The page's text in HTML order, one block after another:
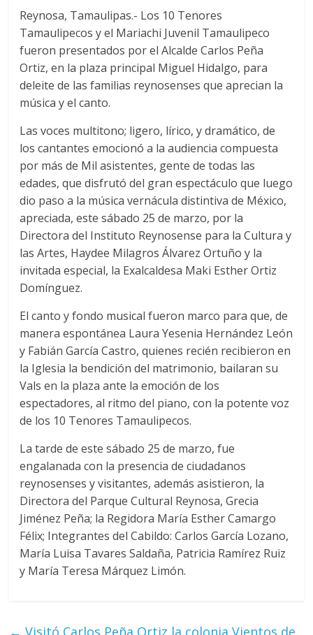
Reynosa, Tamaulipas.- Los 10 Tenores
Tamaulipecos y el Mariachi Juvenil Tamaulipeco
fueron presentados por el Alcalde Carlos Peña
Ortiz, en la plaza principal Miguel Hidalgo, para
deleite de las familias reynosenses que aprecian la
música y el canto.
Las voces multitono; ligero, lírico, y dramático, de
los cantantes emocionó a la audiencia compuesta
por más de Mil asistentes, gente de todas las
edades, que disfrutó del gran espectáculo que luego
dio paso a la música vernácula distintiva de México,
apreciada, este sábado 25 de marzo, por la
Directora del Instituto Reynosense para la Cultura y
las Artes, Haydee Milagros Álvarez Ortuño y la
invitada especial, la Exalcaldesa Maki Esther Ortiz
Domínguez.
El canto y fondo musical fueron marco para que, de
manera espontánea Laura Yesenia Hernández León
y Fabián García Castro, quienes recién recibieron en
la Iglesia la bendición del matrimonio, bailaran su
Vals en la plaza ante la emoción de los
espectadores, al ritmo del piano, con la potente voz
de los 10 Tenores Tamaulipecos.
La tarde de este sábado 25 de marzo, fue
engalanada con la presencia de ciudadanos
reynosenses y visitantes, además asistieron, la
Directora del Parque Cultural Reynosa, Grecia
Jiménez Peña; la Regidora María Esther Camargo
Félix; Integrantes del Cabildo: Carlos García Lozano,
María Luisa Tavares Saldaña, Patricia Ramírez Ruiz
y María Teresa Márquez Limón.